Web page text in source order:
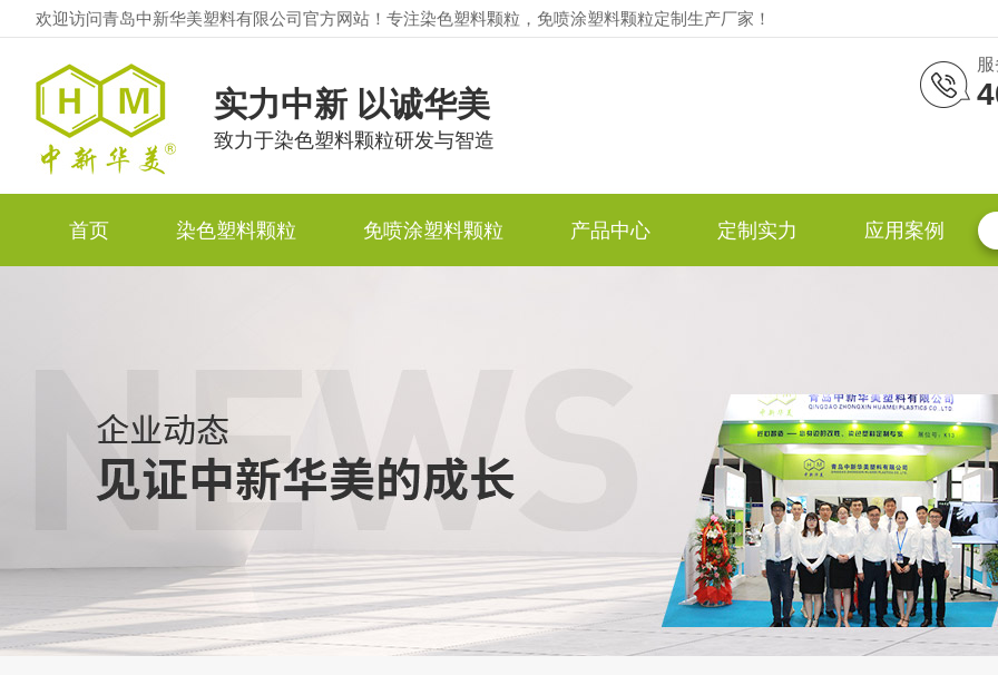
欢迎访问青岛中新华美塑料有限公司官方网站！专注染色塑料颗粒，免喷涂塑料颗粒定制生产厂家！
实力中新 以诚华美
致力于染色塑料颗粒研发与智造
首页 染色塑料颗粒 免喷涂塑料颗粒 产品中心 定制实力 应用案例